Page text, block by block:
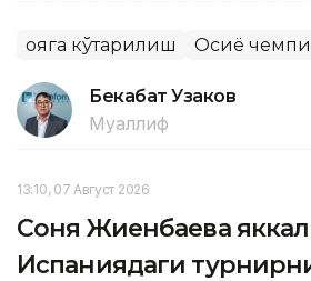
Қояга кўтарилиш Осиё
Бекабат Узаков
Муаллиф
13:10, 07 Август 2026
Соня Жиенбаева
Испаниядаги